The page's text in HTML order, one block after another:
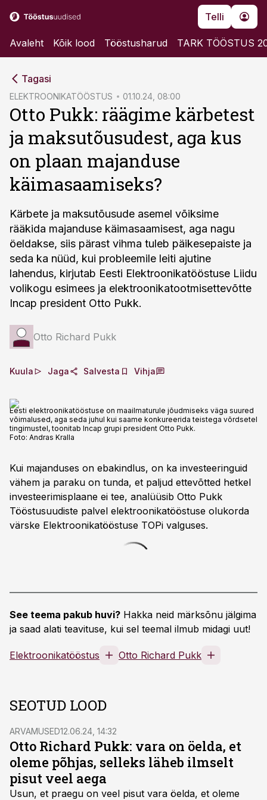
Telli
Avaleht Kõik lood Tööstusharud TARK TÖÖSTUS
Tagasi
ELEKTROONIKATÖÖSTUS 01.10.24, 08:00
Otto Pukk: räägime kärbetest
ja maksutõusudest, aga kus
on plaan majanduse
käimasaamiseks?
Kärbete ja maksutõusude asemel võiksime
rääkida majanduse käimasaamisest, aga nagu
öeldakse, siis pärast vihma tuleb päikesepaiste ja
seda ka nüüd, kui probleemile leiti ajutine
lahendus, kirjutab Eesti Elektroonikatööstuse Liidu
volikogu esimees ja elektroonikatootmisettevõtte
Incap president Otto Pukk.
Otto Richard Pukk
Kuula Jaga Salvesta Vihja
Eesti elektroonikatööstuse on maailmaturule jõudmiseks väga suured
võimalused, aga seda juhul kui saame konkureerida teistega võrdsetel
tingimustel, toonitab Incap grupi president Otto Pukk.
Foto: Andras Kralla
Kui majanduses on ebakindlus, on ka investeeringuid
vähem ja paraku on tunda, et paljud ettevõtted hetkel
investeerimisplaane ei tee, analüüsib Otto Pukk
Tööstusuudiste palvel elektroonikatööstuse olukorda
värske Elektroonikatööstuse TOPi valguses.
See teema pakub huvi? Hakka neid märksõnu jälgima
ja saad alati teavituse, kui sel teemal ilmub midagi uut!
Elektroonikatööstus Otto Richard Pukk
SEOTUD LOOD
ARVAMUSED12.06.24, 14:32
Otto Richard Pukk: vara on öelda, et
oleme põhjas, selleks läheb ilmselt
pisut veel aega
Usun, et praegu on veel pisut vara öelda, et oleme